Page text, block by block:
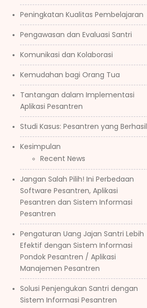
Peningkatan Kualitas Pembelajaran
Pengawasan dan Evaluasi Santri
Komunikasi dan Kolaborasi
Kemudahan bagi Orang Tua
Tantangan dalam Implementasi
Aplikasi Pesantren
Studi Kasus: Pesantren yang Berhasil
Kesimpulan
Recent News
Jangan Salah Pilih! Ini Perbedaan
Software Pesantren, Aplikasi
Pesantren dan Sistem Informasi
Pesantren
Pengaturan Uang Jajan Santri Lebih
Efektif dengan Sistem Informasi
Pondok Pesantren / Aplikasi
Manajemen Pesantren
Solusi Penjengukan Santri dengan
Sistem Informasi Pesantren